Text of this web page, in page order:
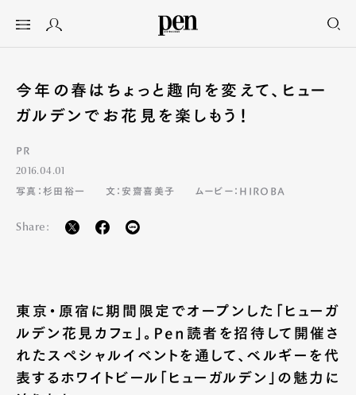
今年の春はちょっと趣向を変えて、ヒュー
ガルデンでお花見を楽しもう！
PR
2016.04.01
写真：杉田裕一
文：安齋喜美子 ムービー：HIROBA
Share:
東京・原宿に期間限定でオープンした「ヒューガ
ルデン花見カフェ」。Pen読者を招待して開催さ
れたスペシャルイベントを通して、ベルギーを代
表するホワイトビール「ヒューガルデン」の魅力に